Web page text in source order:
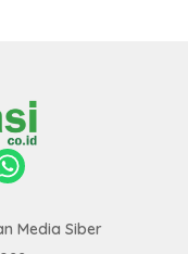
Media Siber